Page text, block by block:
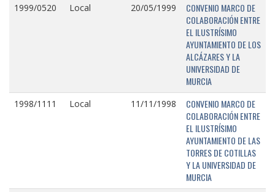
1999/0520 Local 20/05/1999
CONVENIO MARCO DE
COLABORACIÓN ENTRE
EL ILUSTRÍSIMO
AYUNTAMIENTO DE LOS
ALCÁZARES Y LA
UNIVERSIDAD DE
MURCIA
1998/1111 Local 11/11/1998
CONVENIO MARCO DE
COLABORACIÓN ENTRE
EL ILUSTRÍSIMO
AYUNTAMIENTO DE LAS
TORRES DE COTILLAS
Y LA UNIVERSIDAD DE
MURCIA